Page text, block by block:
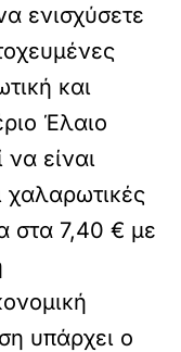
ενισχύσετε
και
Έλαιο
είναι
χαλαρωτικές
στα 7,40 € με
υπάρχει ο